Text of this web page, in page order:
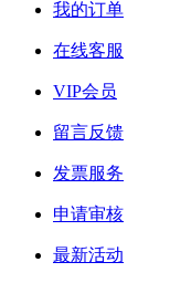
我的订单
在线客服
VIP会员
留言反馈
发票服务
申请审核
最新活动